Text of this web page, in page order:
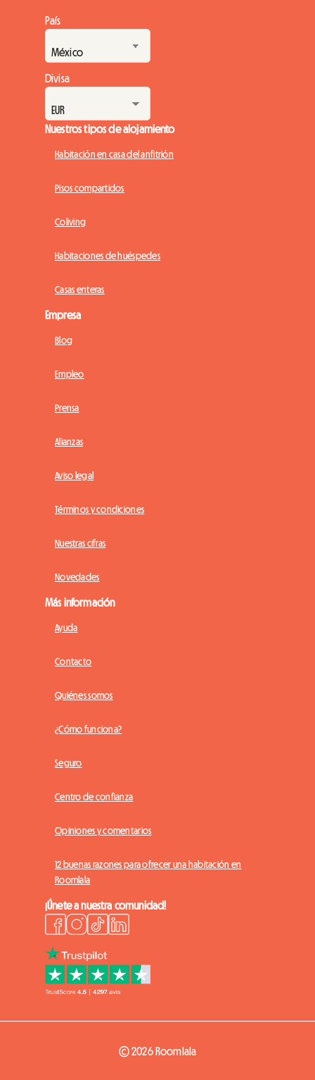
País
Divisa
Nuestros tipos de alojamiento
Habitación en casa del anfitrión
Pisos compartidos
Coliving
Habitaciones de huéspedes
Casas enteras
Empresa
Blog
Empleo
Prensa
Alianzas
Aviso legal
Términos y condiciones
Nuestras cifras
Novedades
Más información
Ayuda
Contacto
Quiénes somos
¿Cómo funciona?
Seguro
Centro de confianza
Opiniones y comentarios
12 buenas razones para ofrecer una habitación en
Roomlala
¡Únete a nuestra comunidad!
© 2026 Roomlala